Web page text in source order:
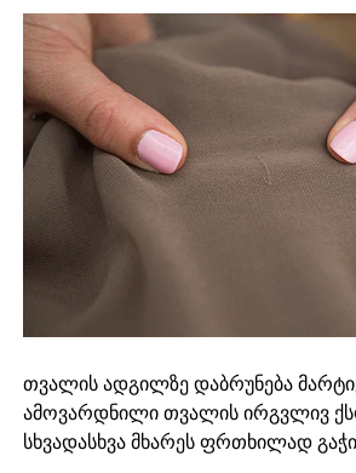
თვალის ადგილზე დაბრუნება
ამოვარდნილი თვალის ირგვლივ
სხვადასხვა მხარეს ფრთხილად